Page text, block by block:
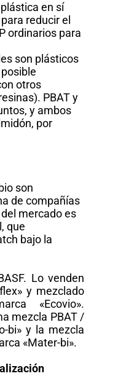
en sí
reducir el
ordinarios para
son plásticos
otros
PBAT y
y ambos
por
son
de compañías
mercado es
que
bajo la
Lo venden
y mezclado
«Ecovio».
mezcla PBAT /
bi» y la mezcla
«Mater-bi».